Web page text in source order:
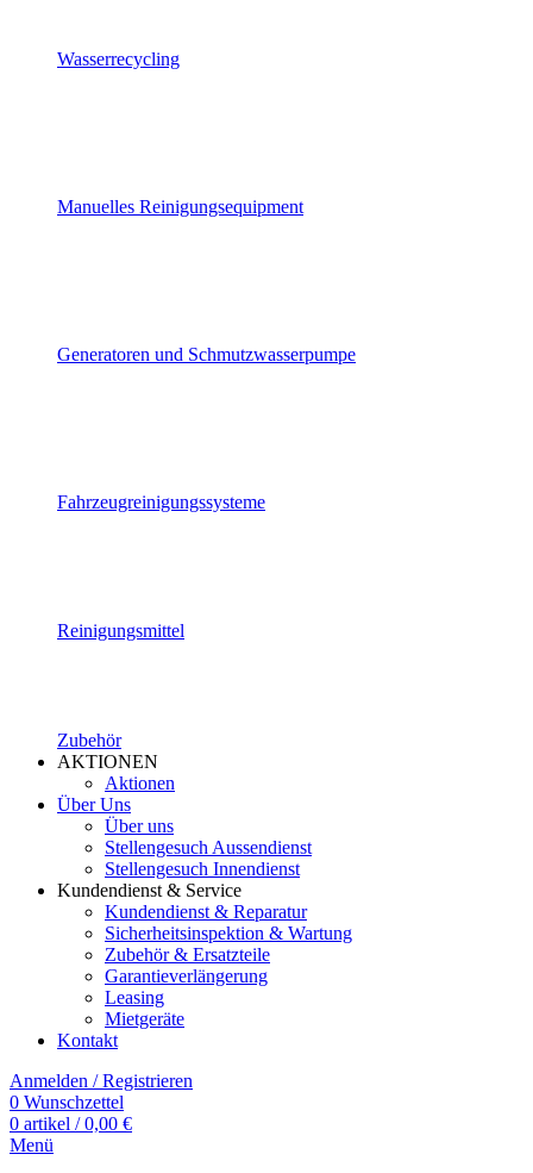
Wasserrecycling
Manuelles Reinigungsequipment
Generatoren und Schmutzwasserpumpe
Fahrzeugreinigungssysteme
Reinigungsmittel
Zubehör
AKTIONEN
Aktionen
Über Uns
Über uns
Stellengesuch Aussendienst
Stellengesuch Innendienst
Kundendienst & Service
Kundendienst & Reparatur
Sicherheitsinspektion & Wartung
Zubehör & Ersatzteile
Garantieverlängerung
Leasing
Mietgeräte
Kontakt
Anmelden / Registrieren
0 Wunschzettel
0 artikel / 0,00 €
Menü